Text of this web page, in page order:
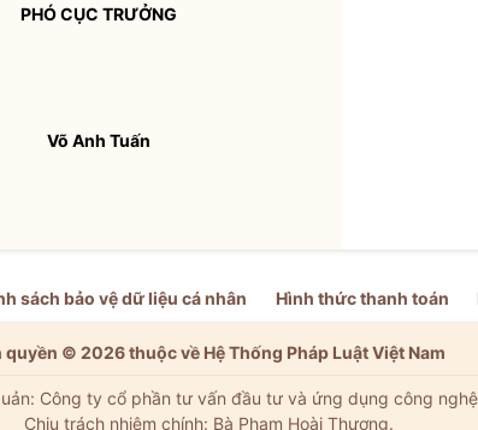
PHÓ CỤC TRƯỞNG
Võ Anh Tuấn
sách bảo vệ dữ liệu cá nhân Hình thức thanh toán
quyền © 2026 thuộc về Hệ Thống Pháp Luật Việt Nam
Công ty cổ phần tư vấn đầu tư và ứng dụng công
Chịu trách nhiệm chính: Bà Phạm Hoài Thương.